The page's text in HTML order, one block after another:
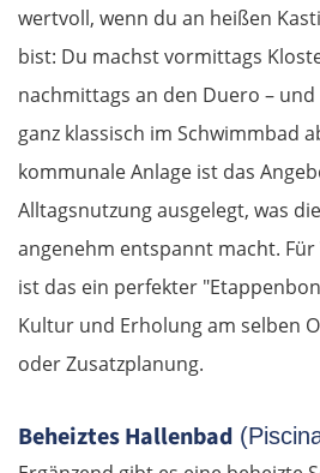
wertvoll, wenn du an heißen
bist: Du machst vormittags
nachmittags an den Duero –
ganz klassisch im Schwimmbad
kommunale Anlage ist das
Alltagsnutzung ausgelegt, was
angenehm entspannt macht. Für
ist das ein perfekter
Kultur und Erholung am selben
oder Zusatzplanung.
Beheiztes Hallenbad
Nessebar
Burgas
Elchowo
Chaskowo
Kardschali
Griechenland
Komotini